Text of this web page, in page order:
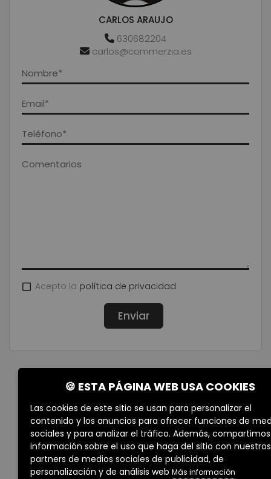
CARLOS ARAUJO
630682204
carlos@commerzia.es
Acepto la política de privacidad
Propiedades
Relacionadas
🍪 ESTA PÁGINA WEB USA COOKIES
Las cookies de este sitio se usan para personalizar el
contenido y los anuncios para ofrecer funciones de
sociales y para analizar el tráfico. Además, compartimos
información sobre el uso que haga del sitio con nuestros
partners de medios sociales de publicidad, de
personalización y de análisis web Más información